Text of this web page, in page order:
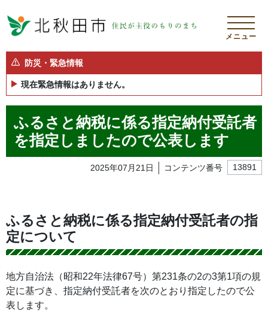
メニュー
防災・緊急情報
現在緊急情報はありません。
ふるさと納税に係る指定納付受託者
を指定しましたので公表します
2025年07月21日 コンテンツ番号 13891
ふるさと納税に係る指定納付受託者の指
定について
地方自治法（昭和22年法律67号）第231条の2の3第1項の規
定に基づき、指定納付受託者を次のとおり指定したので公
表します。